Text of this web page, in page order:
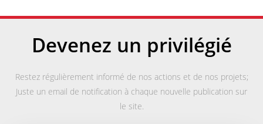
Devenez un privilégié
Restez régulièrement informé de nos actions et de nos projets;
Juste un email de notification à chaque nouvelle publication sur
le site.